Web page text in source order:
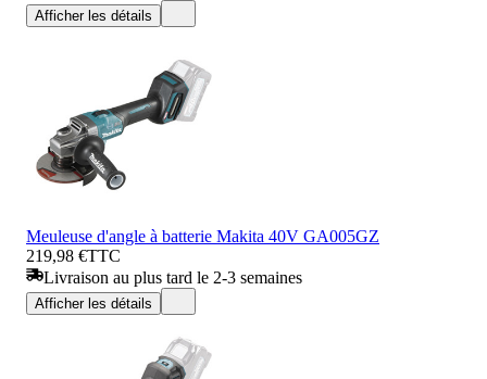
Afficher les détails
Meuleuse d'angle à batterie Makita 40V GA005GZ
219,98 €TTC
Livraison au plus tard le 2-3 semaines
Afficher les détails